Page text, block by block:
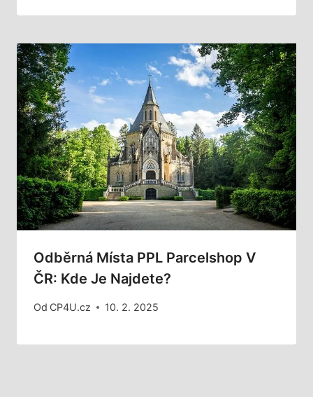
Odběrná Místa PPL Parcelshop V
ČR: Kde Je Najdete?
Od CP4U.cz 10. 2. 2025